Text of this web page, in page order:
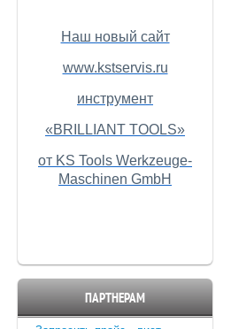
Наш новый сайт
www.kstservis.ru
инструмент
«BRILLIANT TOOLS»
от KS Tools Werkzeuge-
Maschinen GmbH
ПАРТНЕРАМ